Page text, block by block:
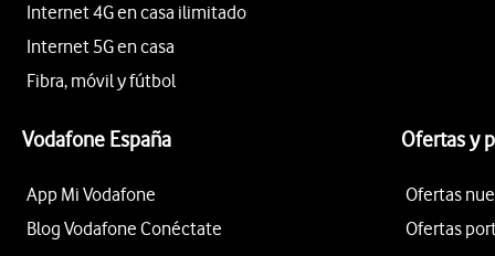
Internet 4G en casa ilimitado
Internet 5G en casa
Fibra, móvil y fútbol
Vodafone España
App Mi Vodafone
Blog Vodafone Conéctate
Ofertas y
Ofertas
Ofertas